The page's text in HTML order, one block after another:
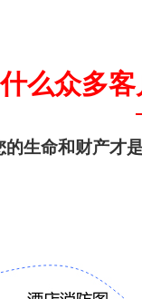
么众多
生命和财产才